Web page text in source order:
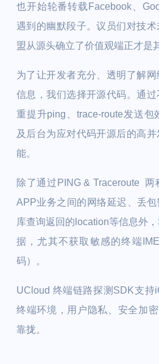
也开始轮番转载Facebook、
遇到的幽默段子。议员们对技
盟从源头确立了价值观端正才是
为了让开发者充分、透明了解
信息，我们选择开源代码。通
重提升ping、trace-route发送包
及后台为应对代码开源后的高
能。
除了通过PING & Traceroute
APP业务之间的网络延迟、丢
库查询返回的location等信息外
据，尤其不获取敏感的终端
码）。
UCloud 终端链路探测SDK支持
终端环境，用户隐私、安全加
靠拢。